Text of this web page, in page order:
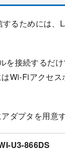
るためには、
接続するだ
Wi-Fiアクセス
ダプタを用意
U3-866DS